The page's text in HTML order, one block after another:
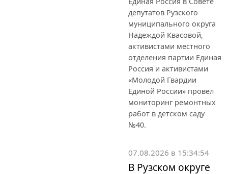
активистами местного
отделения партии Единая
Россия и активистами
«Молодой Гвардии
Единой России» провел
мониторинг ремонтных
работ в детском саду
№40.
07.08.2026 в 15:34:54
В Рузском округе
общественного
штаба наблюдения